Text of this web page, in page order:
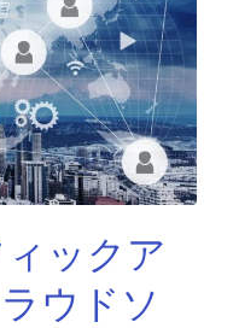
ックア
ウドソ